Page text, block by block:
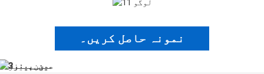
نمونہ حاصل کریں۔